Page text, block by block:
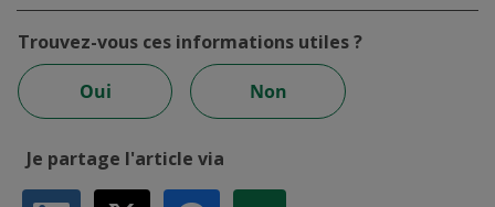
Trouvez-vous ces informations utiles ?
Oui Non
Je partage l'article via